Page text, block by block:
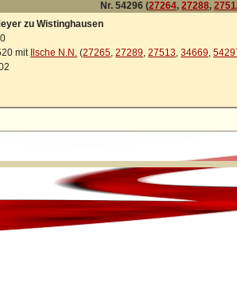
Nr. 54296 (27264, 27288,
zu Wistinghausen
mit Ilsche N.N. (27265,27289,27513,34669,